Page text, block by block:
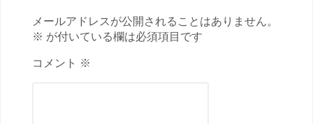
メールアドレスが公開されることはありません。
※ が付いている欄は必須項目です
コメント ※